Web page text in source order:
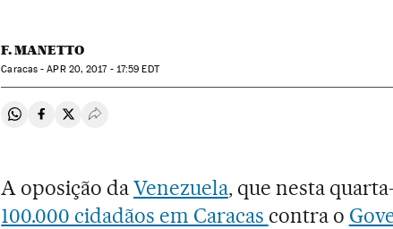
F. MANETTO
Caracas -APR20, 2017 - 17:59 EDT
Compartir en Whatsapp
Compartir en Facebook
Compartir en Twitter
Desplegar Redes Sociales
A oposição daVenezuela, que nesta
100.000 cidadãos em Caracas contra o